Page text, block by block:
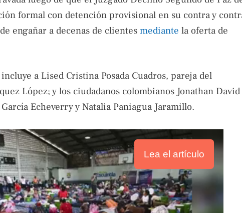
formal con detención provisional en su contra y
engañar a decenas de clientes mediante la oferta de
a Lised Cristina Posada Cuadros, pareja del
López; y los ciudadanos colombianos Jonathan David
Echeverry y Natalia Paniagua Jaramillo.
Lea el artículo